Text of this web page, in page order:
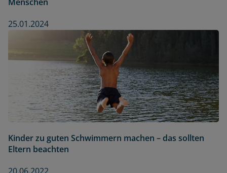
25.01.2024
Kinder zu guten Schwimmern machen – das sollten
Eltern beachten